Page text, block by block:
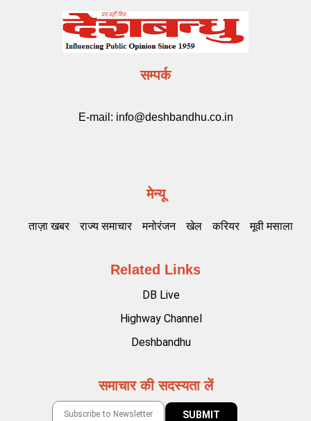
सम्पर्क
E-mail: info@deshbandhu.co.in
मेन्यू
ताज़ा खबर राज्य समाचार मनोरंजन खेल करियर मूवी मसाला
Related Links
DB Live
Highway Channel
Deshbandhu
समाचार की सदस्यता लें